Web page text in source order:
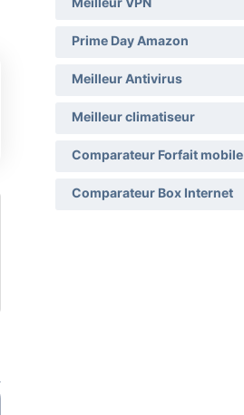
Meilleur VPN
Prime Day Amazon
Meilleur Antivirus
Meilleur climatiseur
Comparateur Forfait mobile
Comparateur Box Internet